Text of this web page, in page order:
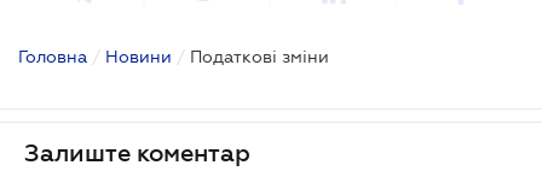
Головна / Новини / Податкові зміни
Залиште коментар